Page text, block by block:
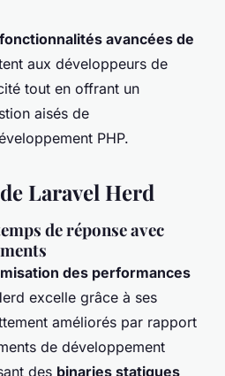
fonctionnalités avancées de
aux développeurs de
tout en offrant un
aisés de
PHP.
Laravel Herd
de réponse avec
des performances
excelle grâce à ses
améliorés par rapport
de développement
des binaries statiques